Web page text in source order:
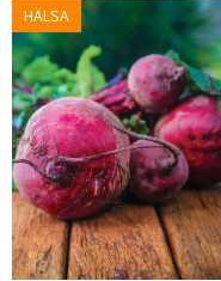
HÄLSA